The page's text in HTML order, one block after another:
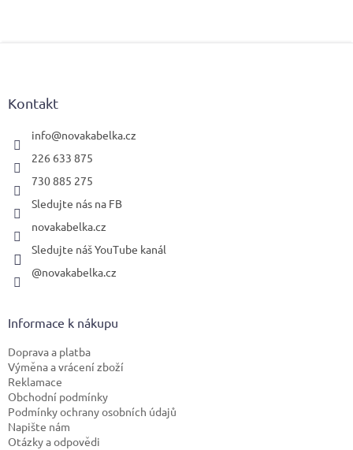
Kontakt
info@novakabelka.cz
226 633 875
730 885 275
Sledujte nás na FB
novakabelka.cz
Sledujte náš YouTube kanál
@novakabelka.cz
Informace k nákupu
Doprava a platba
Výměna a vrácení zboží
Reklamace
Obchodní podmínky
Podmínky ochrany osobních údajů
Napište nám
Otázky a odpovědi